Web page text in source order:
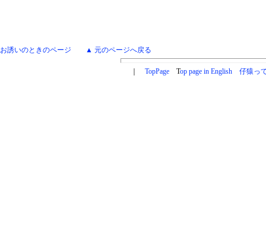
お誘いのときのページ ▲ 元のページへ戻る
TopPage Top page in English 仔猿っ